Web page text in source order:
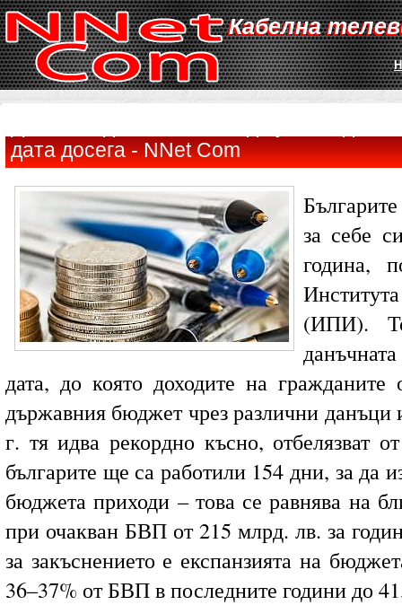
Кабелна
дата досега - NNet Com
за себе
година,
(ИПИ).
дата, до която доходите на гражданите
държавния бюджет чрез различни данъци
г. тя идва рекордно късно, отбелязват
българите ще са работили 154 дни, за да
бюджета приходи – това се равнява на
при очакван БВП от 215 млрд. лв. за
за закъснението е експанзията на
36–37% от БВП в последните години до